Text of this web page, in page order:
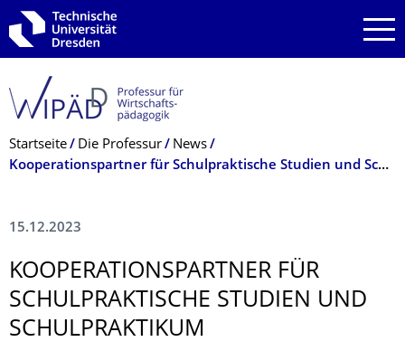
Zur Hauptnavigation springen
Zur Suche springen
Zum Inhalt springen
Breadcrumb-Menü
Startseite Die Professur
News
Kooperationspartner für Schulpraktische Studien und Schulpraktikum
15.12.2023
KOOPERATIONS­PARTNER FÜR
SCHULPRAKTISCHE STUDIEN UND
SCHULPRAKTIKUM